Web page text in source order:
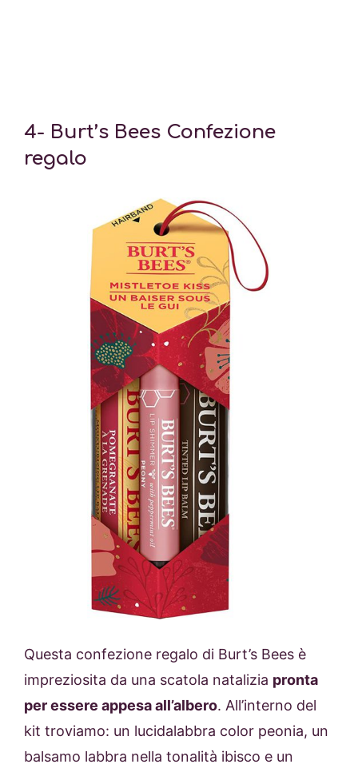
4- Burt’s Bees Confezione
regalo
Questa confezione regalo di Burt’s Bees è
impreziosita da una scatola natalizia pronta
per essere appesa all’albero. All’interno del
kit troviamo: un lucidalabbra color peonia, un
balsamo labbra nella tonalità ibisco e un